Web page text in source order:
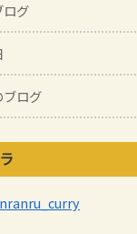
ログ
ブログ